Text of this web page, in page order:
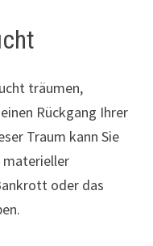
träumen,
Rückgang Ihrer
Traum kann Sie
materieller
oder das